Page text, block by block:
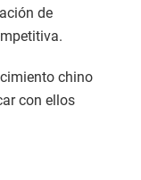
de
chino
con ellos